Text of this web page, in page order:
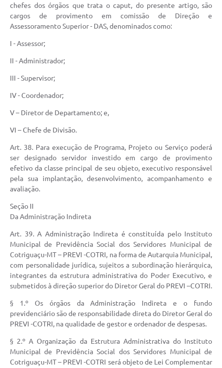
chefes dos órgãos que trata o caput, do presente artigo, são
cargos de provimento em comissão de Direção e
Assessoramento Superior - DAS, denominados como:
I - Assessor;
II - Administrador;
III - Supervisor;
IV - Coordenador;
V – Diretor de Departamento; e,
VI – Chefe de Divisão.
Art. 38. Para execução de Programa, Projeto ou Serviço poderá
ser designado servidor investido em cargo de provimento
efetivo da classe principal de seu objeto, executivo responsável
pela sua implantação, desenvolvimento, acompanhamento e
avaliação.
Seção II
Da Administração Indireta
Art. 39. A Administração Indireta é constituída pelo Instituto
Municipal de Previdência Social dos Servidores Municipal de
Cotriguaçu-MT – PREVI -COTRI, na forma de Autarquia Municipal,
com personalidade jurídica, sujeitos a subordinação hierárquica,
integrantes da estrutura administrativa do Poder Executivo, e
submetidos à direção superior do Diretor Geral do PREVI –COTRI.
§ 1.º Os órgãos da Administração Indireta e o fundo
previdenciário são de responsabilidade direta do Diretor Geral do
PREVI -COTRI, na qualidade de gestor e ordenador de despesas.
§ 2.º A Organização da Estrutura Administrativa do Instituto
Municipal de Previdência Social dos Servidores Municipal de
Cotriguaçu-MT – PREVI -COTRI será objeto de Lei Complementar